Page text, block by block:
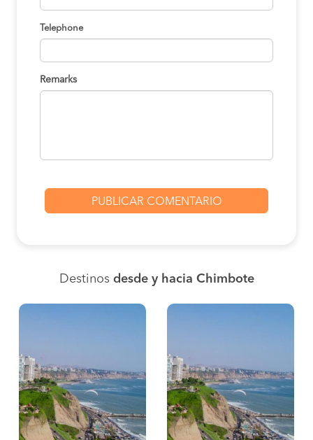
Telephone
Remarks
Destinos desde y hacia Chimbote